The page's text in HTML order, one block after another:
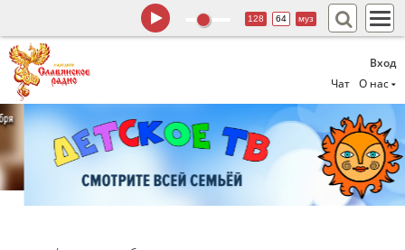
Вход
Чат
О нас
128 64 муз